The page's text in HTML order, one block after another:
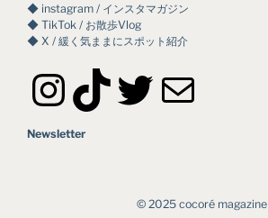
◆ instagram / インスタマガジン
◆ TikTok / お散歩Vlog
◆ X / 緩く気ままにスポット紹介
InstagramTikTok Twitter メール
Newsletter
©︎ 2025 cocoré magazine